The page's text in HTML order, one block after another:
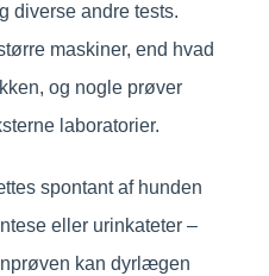
diverse andre tests.
maskiner, end hvad
og nogle prøver
laboratorier.
spontant af hunden
eller urinkateter –
kan dyrlægen